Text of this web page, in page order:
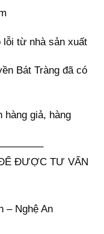
lỗi từ nhà sản xuất
Bát Tràng đã có
hàng giả, hàng
ĐƯỢC TƯ VẤN
– Nghệ An